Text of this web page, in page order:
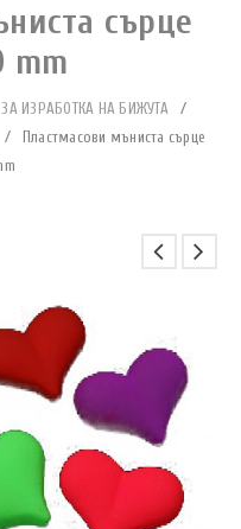
сърце
mm
ИЗРАБОТКА НА БИЖУТА
/
/
Пластмасови мъниста сърце